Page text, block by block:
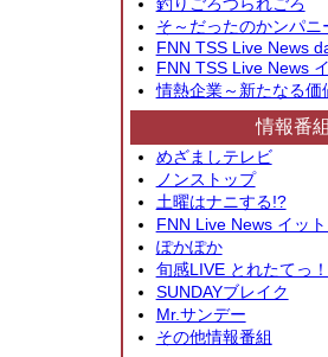
そ～だったのかンパニ
FNN TSS Live News
FNN TSS Live News
情熱企業～新たなる価
情報番組
めざましテレビ
ノンストップ
土曜はナニする!?
FNN Live News イット
ぽかぽか
旬感LIVE とれたてっ！
SUNDAYブレイク
Mr.サンデー
その他情報番組